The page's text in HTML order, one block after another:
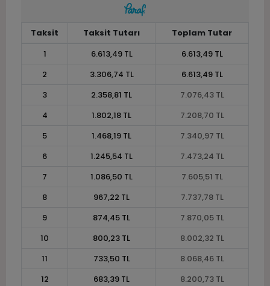
Taksit Taksit Tutarı
Toplam Tutar
1
6.613,49 TL
6.613,49 TL
2
3.306,74 TL
6.613,49 TL
3
2.358,81 TL
7.076,43 TL
4
1.802,18 TL
7.208,70 TL
5
1.468,19 TL
7.340,97 TL
6
1.245,54 TL
7.473,24 TL
7
1.086,50 TL
7.605,51 TL
8
967,22 TL
7.737,78 TL
9
874,45 TL
7.870,05 TL
10
800,23 TL
8.002,32 TL
11
733,50 TL
8.068,46 TL
12
683,39 TL 8.200,73 TL